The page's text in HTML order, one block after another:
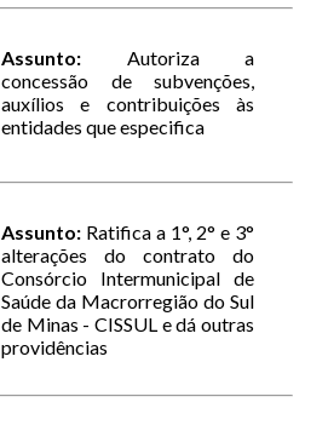
Assunto: Autoriza a
concessão de subvenções,
auxílios e contribuições às
entidades que especifica
Assunto: Ratifica a 1°, 2° e 3°
alterações do contrato do
Consórcio Intermunicipal de
Saúde da Macrorregião do Sul
de Minas - CISSUL e dá outras
providências